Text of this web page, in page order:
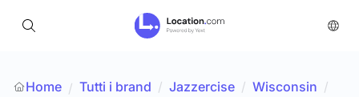
Home / Tutti i brand / Jazzercise / Wisconsin /